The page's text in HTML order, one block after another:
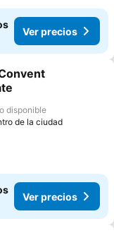
Ver precios
disponible
de la ciudad
Ver precios